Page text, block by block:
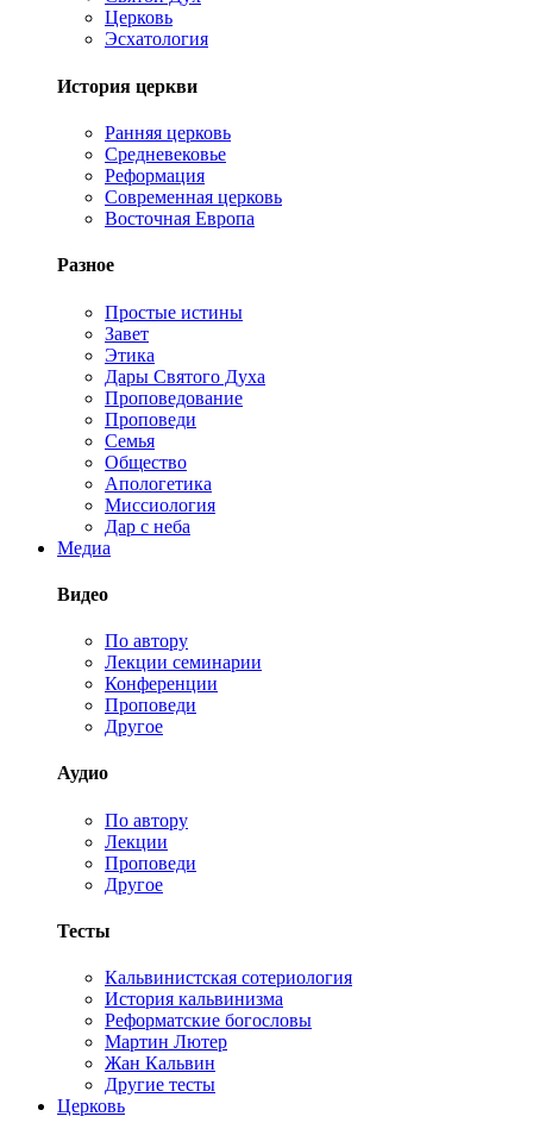
Церковь
Эсхатология
История церкви
Ранняя церковь
Средневековье
Реформация
Современная церковь
Восточная Европа
Разное
Простые истины
Завет
Этика
Дары Святого Духа
Проповедование
Проповеди
Семья
Общество
Апологетика
Миссиология
Дар с неба
Медиа
Видео
По автору
Лекции семинарии
Конференции
Проповеди
Другое
Аудио
По автору
Лекции
Проповеди
Другое
Тесты
Кальвинистская сотериология
История кальвинизма
Реформатские богословы
Мартин Лютер
Жан Кальвин
Другие тесты
Церковь